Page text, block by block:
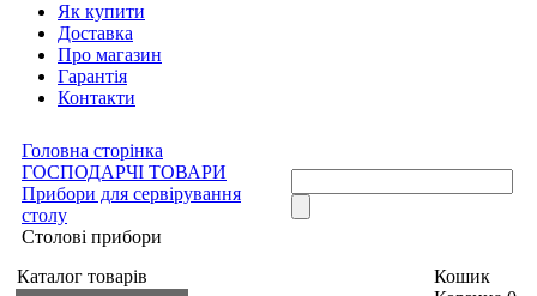
Як купити
Доставка
Про магазин
Гарантія
Контакти
Головна сторінка
ГОСПОДАРЧІ ТОВАРИ
Прибори для сервірування
столу
Столові прибори
Каталог товарів
Кошик